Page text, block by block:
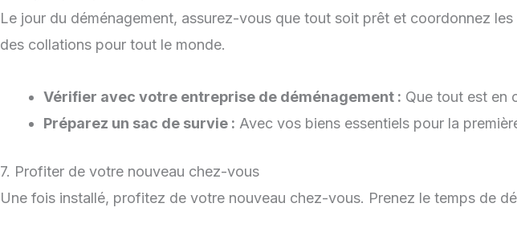
Le jour du déménagement, assurez-vous que tout soit prêt et coordonnez
des collations pour tout le monde.
Vérifier avec votre entreprise de déménagement : Que tout est en
Préparez un sac de survie : Avec vos biens essentiels pour la
7. Profiter de votre nouveau chez-vous
Une fois installé, profitez de votre nouveau chez-vous. Prenez le temps de